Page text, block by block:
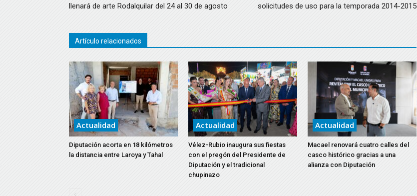
llenará de arte Rodalquilar del 24 al 30 de agosto
solicitudes de uso para la temporada 2014-2015
Artículo relacionados
Actualidad
Diputación acorta en 18 kilómetros
la distancia entre Laroya y Tahal
Actualidad
Vélez-Rubio inaugura sus fiestas
con el pregón del Presidente de
Diputación y el tradicional
chupinazo
Actualidad
Macael renovará cuatro calles del
casco histórico gracias a una
alianza con Diputación